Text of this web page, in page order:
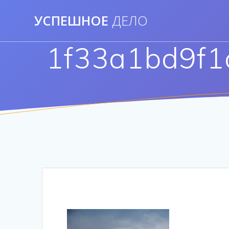
УСПЕШНОЕ ДЕЛО